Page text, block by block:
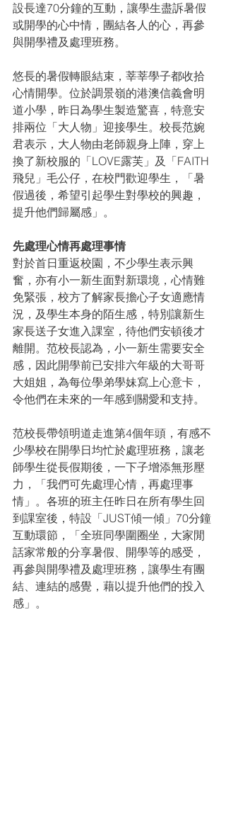
設長達70分鐘的互動，讓學生盡訴暑假
或開學的心中情，團結各人的心，再參
與開學禮及處理班務。
悠長的暑假轉眼結束，莘莘學子都收拾
心情開學。位於調景嶺的港澳信義會明
道小學，昨日為學生製造驚喜，特意安
排兩位「大人物」迎接學生。校長范婉
君表示，大人物由老師親身上陣，穿上
換了新校服的「LOVE露芙」及「FAITH
飛兒」毛公仔，在校門歡迎學生，「暑
假過後，希望引起學生對學校的興趣，
提升他們歸屬感」。
先處理心情再處理事情
對於首日重返校園，不少學生表示興
奮，亦有小一新生面對新環境，心情難
免緊張，校方了解家長擔心子女適應情
況，及學生本身的陌生感，特別讓新生
家長送子女進入課室，待他們安頓後才
離開。范校長認為，小一新生需要安全
感，因此開學前已安排六年級的大哥哥
大姐姐，為每位學弟學妹寫上心意卡，
令他們在未來的一年感到關愛和支持。
范校長帶領明道走進第4個年頭，有感不
少學校在開學日均忙於處理班務，讓老
師學生從長假期後，一下子增添無形壓
力，「我們可先處理心情，再處理事
情」。各班的班主任昨日在所有學生回
到課室後，特設「JUST傾一傾」70分鐘
互動環節，「全班同學圍圈坐，大家閒
話家常般的分享暑假、開學等的感受，
再參與開學禮及處理班務，讓學生有團
結、連結的感覺，藉以提升他們的投入
感」。